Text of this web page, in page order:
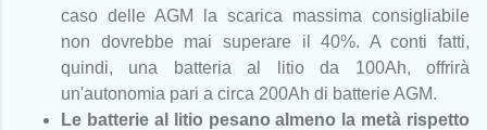
caso delle AGM la scarica massima consigliabile
non dovrebbe mai superare il 40%. A conti fatti,
quindi, una batteria al litio da 100Ah, offrirà
un'autonomia pari a circa 200Ah di batterie AGM.
Le batterie al litio pesano almeno la metà rispetto